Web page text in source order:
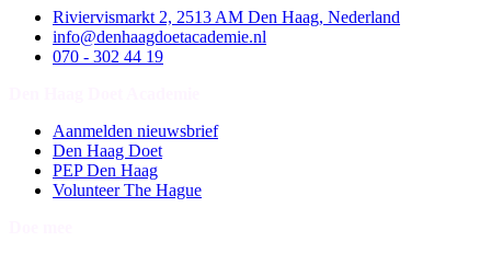
Riviervismarkt 2, 2513 AM Den Haag, Nederland
info@denhaagdoetacademie.nl
070 - 302 44 19
Aanmelden nieuwsbrief
Den Haag Doet
PEP Den Haag
Volunteer The Hague